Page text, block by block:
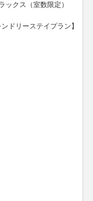
ックス（室数限定）
ドリーステイプラン】